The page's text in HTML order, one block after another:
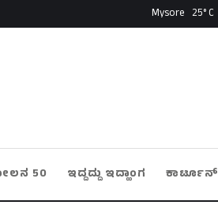
Mysore 25
50 ಇದ್ದದ್ದು ಇದ್ಹಾಂಗ ಕಾರ್ಟೂನ್